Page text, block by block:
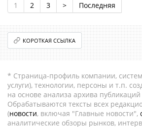
1 2 3 > Последняя
КОРОТКАЯ ССЫЛКА
* Страница-профиль компании,
услуги), технологии, персоны и т.п.
на основе анализа архива
Обрабатываются тексты всех
(новости, включая "Главные новости",
аналитические обзоры рынков,